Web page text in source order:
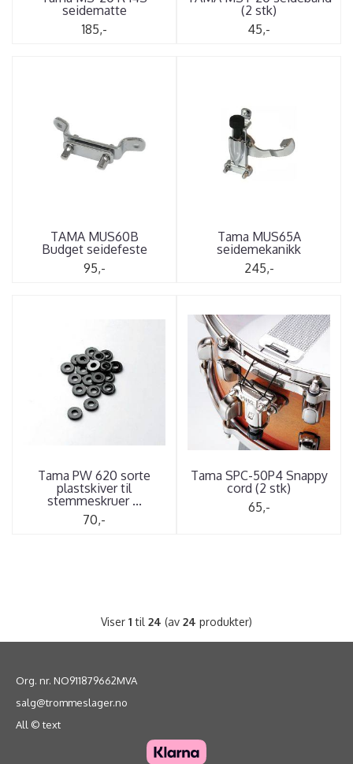
seidematte
185,-
(2 stk)
45,-
TAMA MUS60B
Budget seidefeste
95,-
Tama MUS65A
seidemekanikk
245,-
Tama PW 620 sorte
plastskiver til
stemmeskruer ...
70,-
Tama SPC-50P4 Snappy
cord (2 stk)
65,-
Viser 1 til 24 (av 24 produkter)
Org. nr. NO911879662MVA
salg@trommeslager.no
All © text